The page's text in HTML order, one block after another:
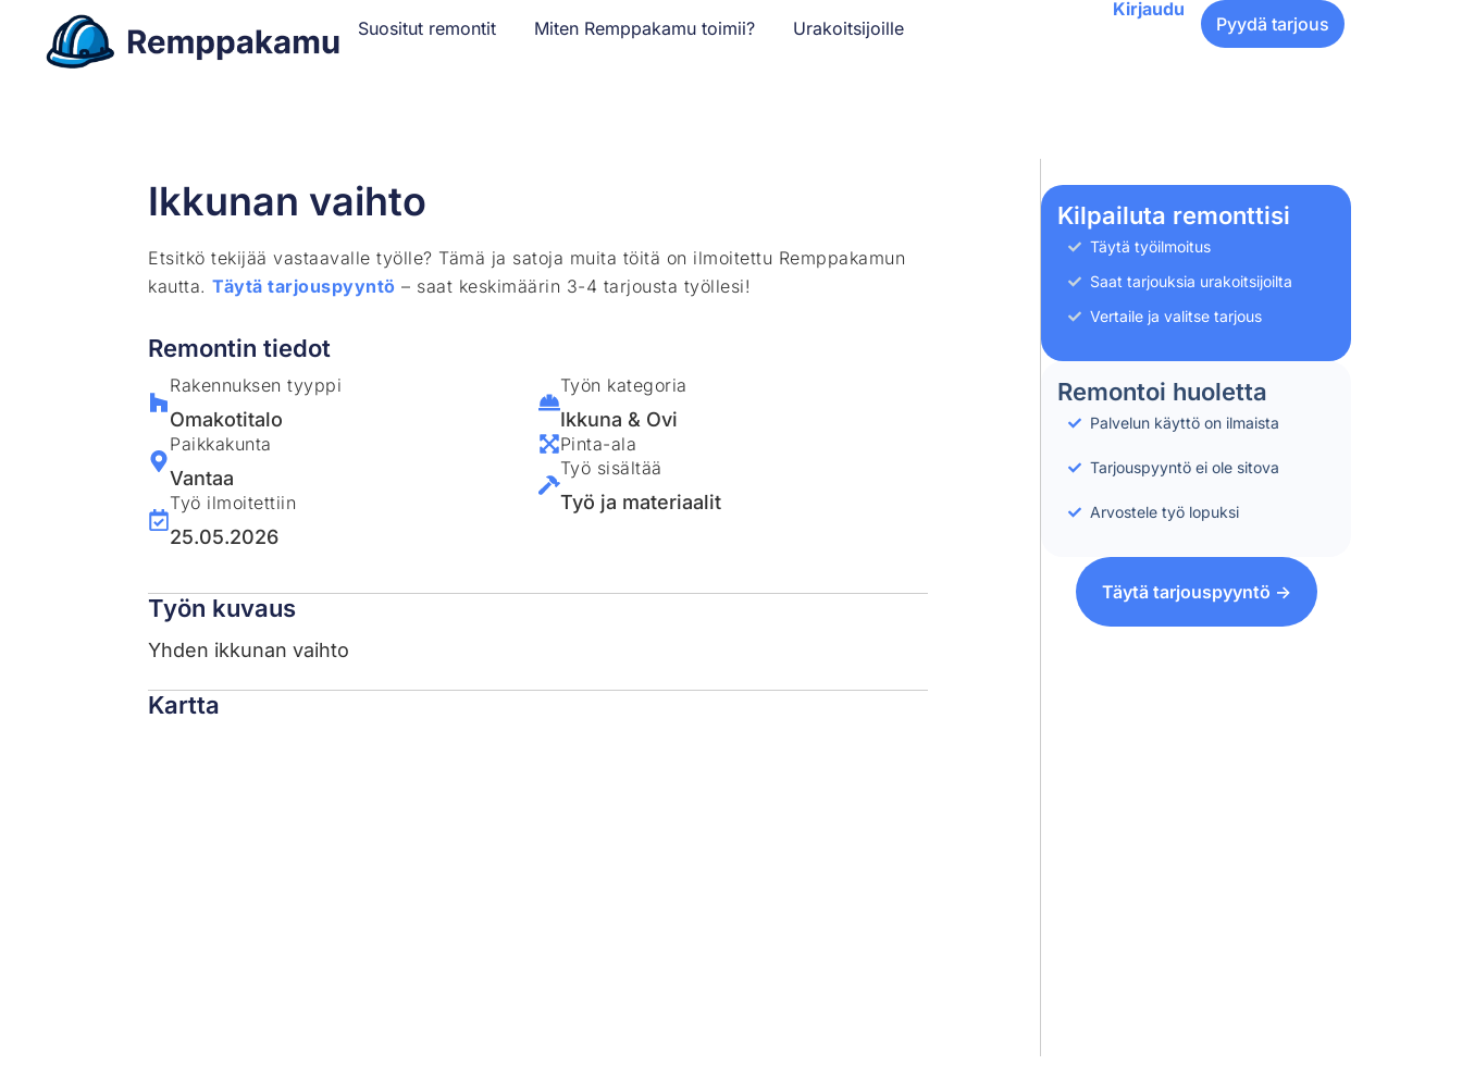
Suositut remontit Miten Remppakamu toimii? Urakoitsijoille
Kirjaudu
Pyydä tarjous
Ikkunan vaihto
Etsitkö tekijää vastaavalle työlle? Tämä ja satoja muita töitä on ilmoitettu Remppakamun
kautta.Täytä tarjouspyyntö – saat keskimäärin 3-4 tarjousta työllesi!
Remontin tiedot
Rakennuksen tyyppi
Omakotitalo
Paikkakunta
Vantaa
Työ ilmoitettiin
25.05.2026
Työn kategoria
Ikkuna & Ovi
Pinta-ala
Työ sisältää
Työ ja materiaalit
Työn kuvaus
Yhden ikkunan vaihto
Kartta
Kilpailuta remonttisi
Täytä työilmoitus
Saat tarjouksia urakoitsijoilta
Vertaile ja valitse tarjous
Remontoi huoletta
Palvelun käyttö on ilmaista
Tarjouspyyntö ei ole sitova
Arvostele työ lopuksi
Täytä tarjouspyyntö ->